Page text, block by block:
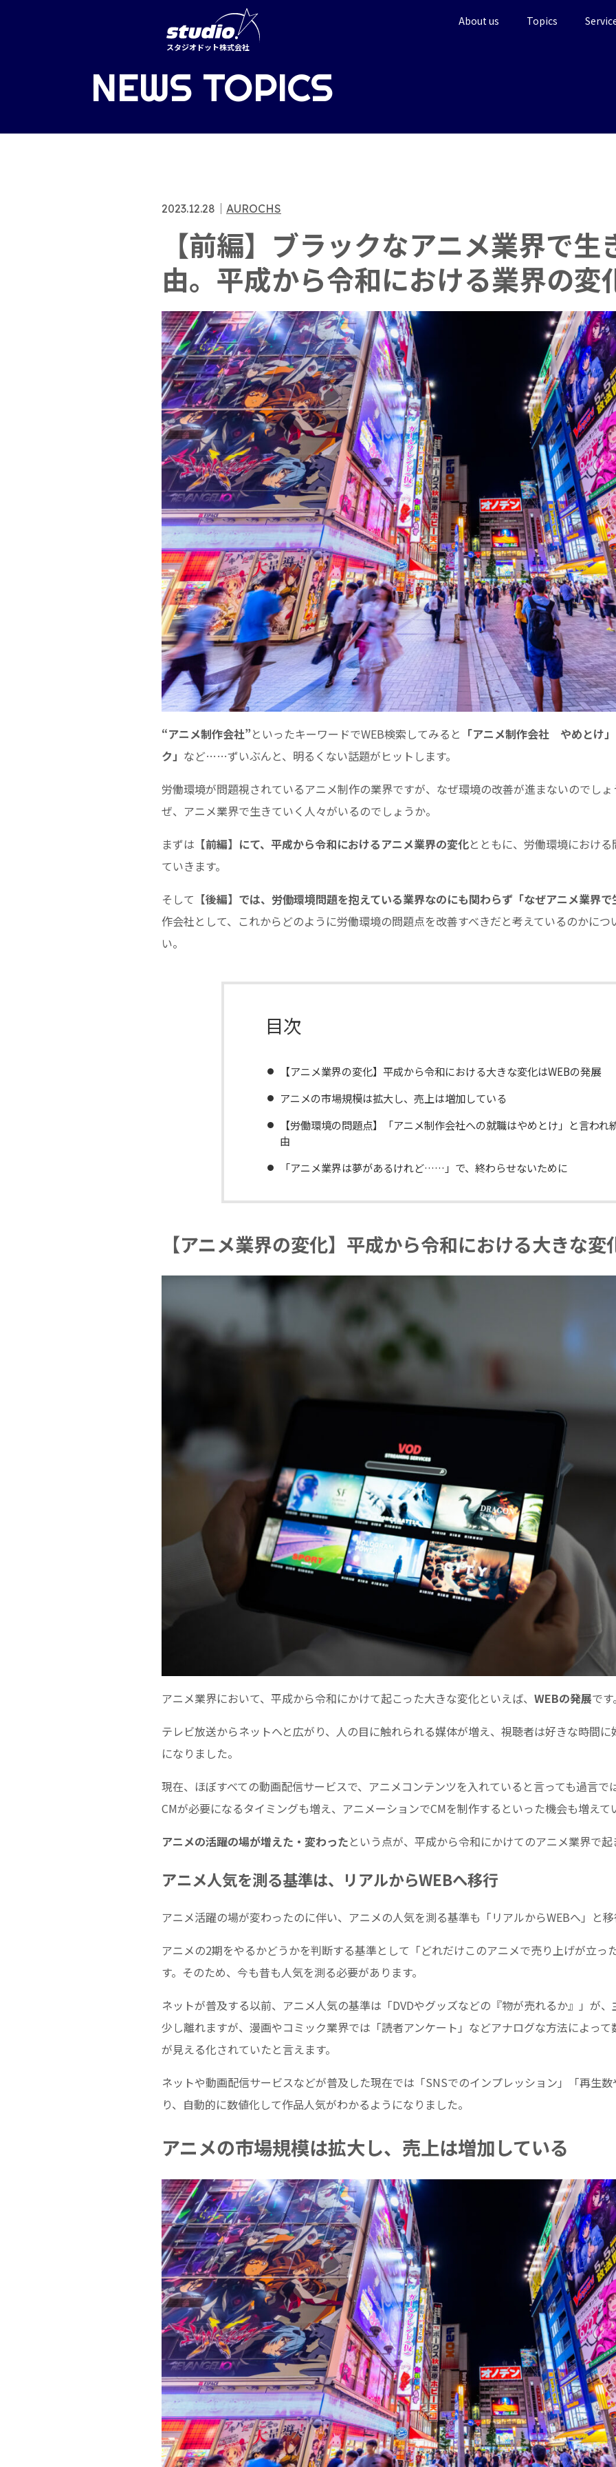
スタジオドット株式会社
About us Topics
NEWS TOPICS
2023.12.28 AUROCHS
【前編】ブラックなアニメ業界で生
由。平成から令和における業界の変
“アニメ制作会社”といったキーワードでWEB検索してみると 「アニメ制作会社 やめとけ
ク」 など……ずいぶんと、明るくない話題がヒットします。
労働環境が問題視されているアニメ制作の業界ですが、なぜ環境の改善が進まないのでし
ぜ、アニメ業界で生きていく人々がいるのでしょうか。
まずは 【前編】にて、平成から令和におけるアニメ業界の変化とともに、労働環境におけ
ていきます。
そして 【後編】では、労働環境問題を抱えている業界なのにも関わらず「なぜアニメ業界で
作会社として、これからどのように労働環境の問題点を改善すべきだと考えているのかにつ
い。
目次
【アニメ業界の変化】平成から令和における大きな変化はWEBの発展
アニメの市場規模は拡大し、売上は増加している
【労働環境の問題点】「アニメ制作会社への就職はやめとけ」と言われ
由
「アニメ業界は夢があるけれど……」で、終わらせないために
【アニメ業界の変化】平成から令和における大きな変
アニメ業界において、平成から令和にかけて起こった大きな変化といえば、 WEBの発展です。
テレビ放送からネットへと広がり、人の目に触れられる媒体が増え、視聴者は好きな時間
になりました。
現在、ほぼすべての動画配信サービスで、アニメコンテンツを入れていると言っても過言で
CMが必要になるタイミングも増え、アニメーションでCMを制作するといった機会も増えて
アニメの活躍の場が増えた・変わったという点が、平成から令和にかけてのアニメ業界で起
アニメ人気を測る基準は、リアルからWEBへ移行
アニメ活躍の場が変わったのに伴い、アニメの人気を測る基準も「リアルからWEBへ」と移
アニメの2期をやるかどうかを判断する基準として「どれだけこのアニメで売り上げが立っ
す。そのため、今も昔も人気を測る必要があります。
ネットが普及する以前、アニメ人気の基準は「DVDやグッズなどの『物が売れるか』」が
少し離れますが、漫画やコミック業界では「読者アンケート」などアナログな方法によっ
が見える化されていたと言えます。
ネットや動画配信サービスなどが普及した現在では「SNSでのインプレッション」「再生
り、自動的に数値化して作品人気がわかるようになりました。
アニメの市場規模は拡大し、売上は増加している